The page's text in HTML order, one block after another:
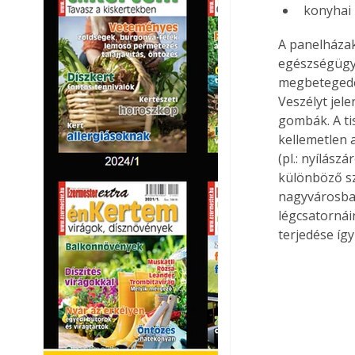
konyhai
A
Veszélyt
gombák. A
kellemetlen
(pl.:
különböző
terjedése